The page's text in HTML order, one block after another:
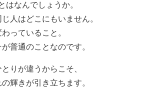
はなんでしょうか。
人はどこにもいません。
わっていること。
普通のことなのです。
りが違うからこそ、
輝きが引き立ちます。